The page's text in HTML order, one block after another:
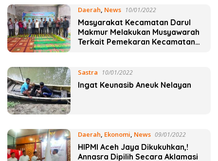
Daerah, News 10/01/2022
Masyarakat Kecamatan Darul
Makmur Melakukan Musyawarah
Terkait Pemekaran Kecamatan
Sastra 10/01/2022
Ingat Keunasib Aneuk Nelayan
Daerah, Ekonomi, News 09/01/2022
HIPMI Aceh Jaya Dikukuhkan,!
Annasra Dipilih Secara Aklamasi